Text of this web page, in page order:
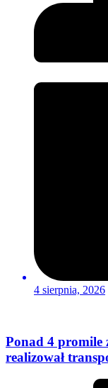
4 sierpnia, 2026
Ponad 4 promile
realizował